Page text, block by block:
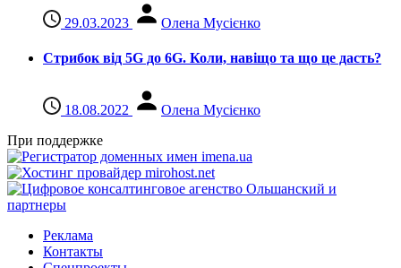
29.03.2023 Олена Мусієнко
Стрибок від 5G до 6G. Коли, навіщо та що це даcть?
18.08.2022
Олена Мусієнко
При поддержке
Реклама
Контакты